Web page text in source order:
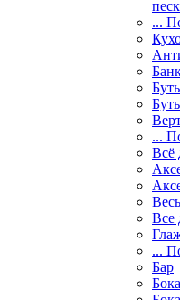
...
...
Всё
Все
...
Бар